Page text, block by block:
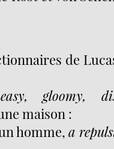
de
gloomy,
maison :
homme,a